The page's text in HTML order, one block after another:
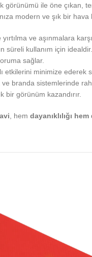
görünümü ile öne
modern ve şık bir hava
ve aşınmalara
süreli kullanım için idealdir.
sağlar.
etkilerini minimize ederek
branda sistemlerinde
bir görünüm kazandırır.
, hem dayanıklılığı